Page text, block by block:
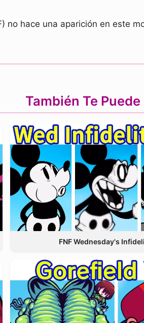
no hace una aparición en este
También Te
FNF Wednesday's